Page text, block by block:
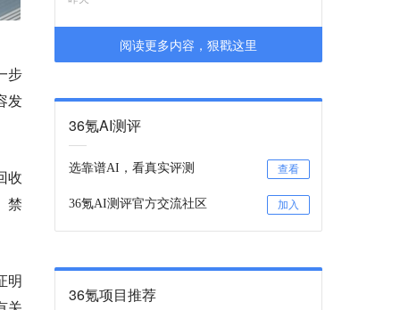
步
发
收
禁
明
阅读更多内容，狠戳这里
36氪AI测评
选靠谱AI，看真实评测 查看
36氪AI测评官方交流社区 加入
36氪项目推荐